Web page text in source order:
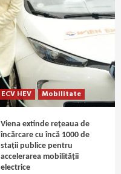
ECV HEV Mobilitate
Viena extinde rețeaua de
încărcare cu încă 1000 de
stații publice pentru
accelerarea mobilității
electrice